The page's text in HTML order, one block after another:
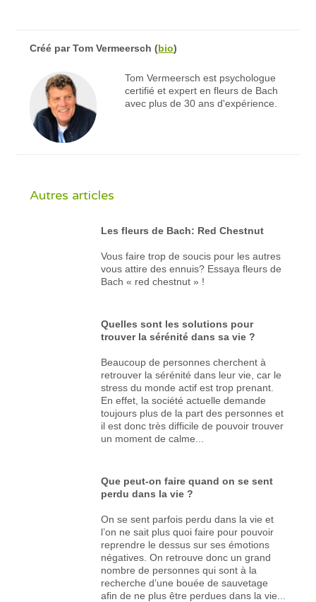
Créé parTom Vermeersch (bio)
Tom Vermeersch est psychologue
certifié et expert en fleurs de Bach
avec plus de 30 ans d'expérience.
Autres articles
Les fleurs de Bach: Red Chestnut
Vous faire trop de soucis pour les autres
vous attire des ennuis? Essaya fleurs de
Bach « red chestnut » !
Quelles sont les solutions pour
trouver la sérénité dans sa vie ?
Beaucoup de personnes cherchent à
retrouver la sérénité dans leur vie, car le
stress du monde actif est trop prenant.
En effet, la société actuelle demande
toujours plus de la part des personnes et
il est donc très difficile de pouvoir trouver
un moment de calme...
Que peut-on faire quand on se sent
perdu dans la vie ?
On se sent parfois perdu dans la vie et
l’on ne sait plus quoi faire pour pouvoir
reprendre le dessus sur ses émotions
négatives. On retrouve donc un grand
nombre de personnes qui sont à la
recherche d’une bouée de sauvetage
afin de ne plus être perdues dans la vie...